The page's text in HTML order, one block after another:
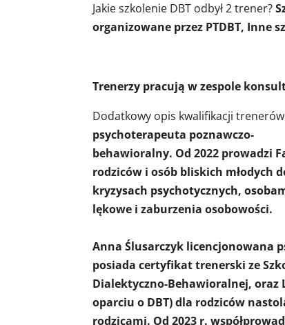
Jakie szkolenie DBT odbył 2 trener?
organizowane przez PTDBT, Inne
Trenerzy pracują w zespole
Dodatkowy opis kwalifikacji trenerów
psychoterapeuta poznawczo-
behawioralny. Od 2022 prowadzi
rodziców i osób bliskich młodych
kryzysach psychotycznych,
lękowe i zaburzenia osobowości.
Anna Ślusarczyk licencjonowana
posiada certyfikat trenerski ze
Dialektyczno-Behawioralnej, oraz
oparciu o DBT) dla rodziców
rodzicami. Od 2023 r.